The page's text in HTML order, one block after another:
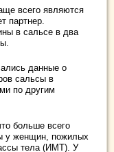
всего являются
партнер.
в сальсе в два
данные о
сальсы в
по другим
больше всего
у женщин, пожилых
тела (ИМТ). У